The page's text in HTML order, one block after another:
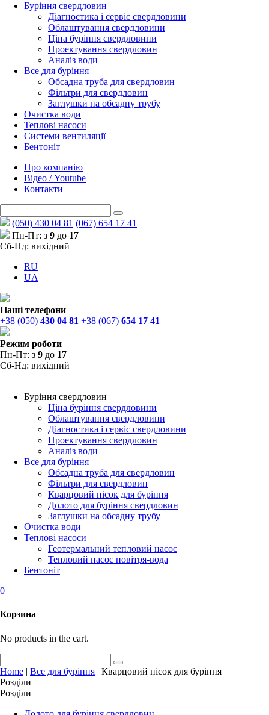
Буріння свердловин
Діагностика і сервіс свердловини
Облаштування свердловини
Ціна буріння свердловини
Проектування свердловин
Аналіз води
Все для буріння
Обсадна труба для свердловин
Фільтри для свердловин
Заглушки на обсадну трубу
Очистка води
Теплові насоси
Системи вентиляції
Бентоніт
Про компанію
Відео / Youtube
Контакти
(050) 430 04 81 (067) 654 17 41
Пн-Пт: з 9 до 17
Сб-Нд: вихідний
RU
UA
Наші телефони
+38 (050) 430 04 81 +38 (067) 654 17 41
Режим роботи
Пн-Пт: з 9 до 17
Сб-Нд: вихідний
Буріння свердловин
Ціна буріння свердловини
Облаштування свердловини
Діагностика і сервіс свердловини
Проектування свердловин
Аналіз води
Все для буріння
Обсадна труба для свердловин
Фільтри для свердловин
Кварцовий пісок для буріння
Долото для буріння свердловин
Заглушки на обсадну трубу
Очистка води
Теплові насоси
Геотермальний тепловий насос
Тепловий насос повітря-вода
Бентоніт
0
Корзина
No products in the cart.
Home | Все для буріння | Кварцовий пісок для буріння
Розділи
Розділи